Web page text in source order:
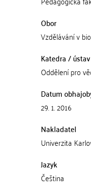
Obor
Vzdělávání v
Katedra /
Oddělení pro
Datum
29. 1. 2016
Nakladatel
Univerzita
Jazyk
Čeština